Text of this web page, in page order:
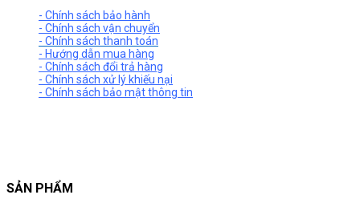
- Chính sách bảo hành
- Chính sách vận chuyển
- Chính sách thanh toán
- Hướng dẫn mua hàng
- Chính sách đổi trả hàng
- Chính sách xử lý khiếu nại
- Chính sách bảo mật thông tin
SẢN PHẨM